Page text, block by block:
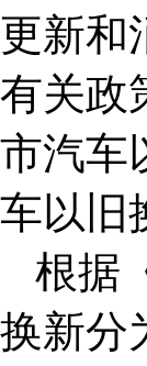
更新和
有关政
市汽车
车以旧
根据
换新分